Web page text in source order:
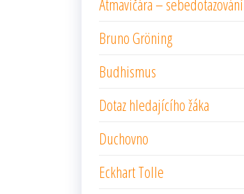
Átmavičára – sebedotazování
Bruno Gröning
Budhismus
Dotaz hledajícího žáka
Duchovno
Eckhart Tolle